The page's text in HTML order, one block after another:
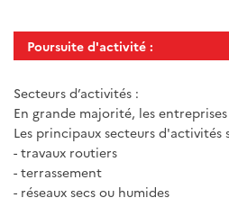
Poursuite d'activité :
Secteurs d’activités :
En grande majorité, les entreprises
Les principaux secteurs d'activités
- travaux routiers
- terrassement
- réseaux secs ou humides